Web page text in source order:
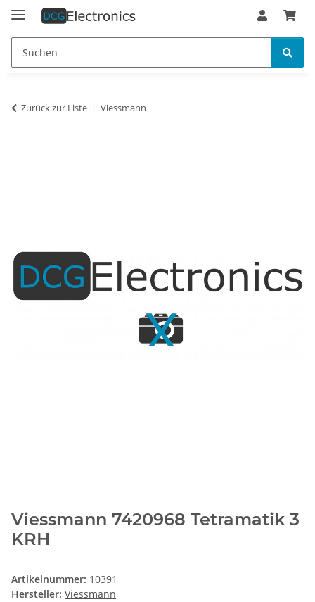
Zurück zur Liste Viessmann
Viessmann 7420968 Tetramatik 3
KRH
Artikelnummer: 10391
Hersteller: Viessmann